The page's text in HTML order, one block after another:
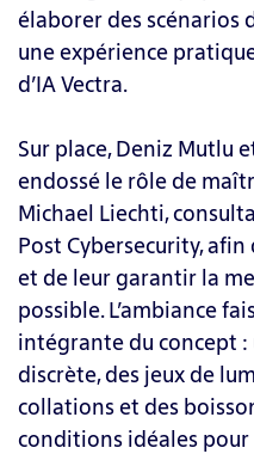
élaborer des scénarios
une expérience
d’IA Vectra.
Sur place, Deniz Mutlu
endossé le rôle de
Michael Liechti,
Post Cybersecurity,
et de leur garantir la
possible. L’ambiance
intégrante du concept
discrète, des jeux de
collations et des
conditions idéales